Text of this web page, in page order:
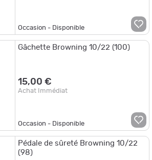
Occasion - Disponible
Gâchette Browning 10/22 (100)
15,00 €
Achat Immédiat
Occasion - Disponible
Pédale de sûreté Browning 10/22
(98)